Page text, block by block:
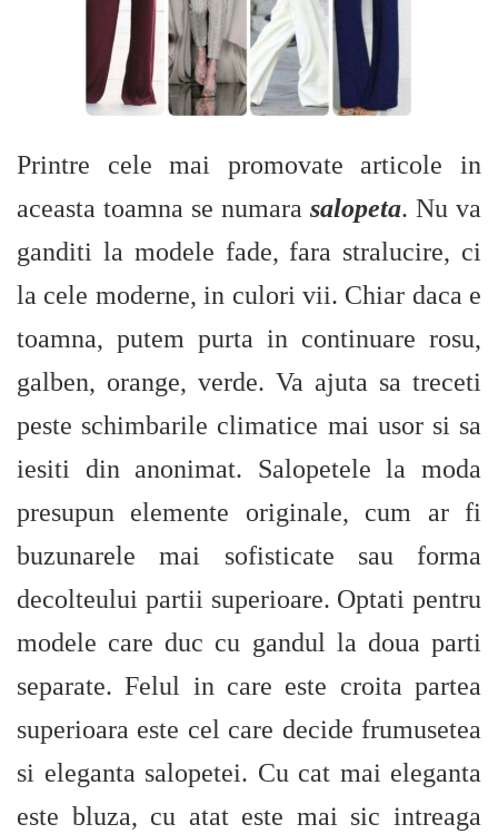
Printre cele mai promovate articole in
aceasta toamna se numara salopeta. Nu va
ganditi la modele fade, fara stralucire, ci
la cele moderne, in culori vii. Chiar daca e
toamna, putem purta in continuare rosu,
galben, orange, verde. Va ajuta sa treceti
peste schimbarile climatice mai usor si sa
iesiti din anonimat. Salopetele la moda
presupun elemente originale, cum ar fi
buzunarele mai sofisticate sau forma
decolteului partii superioare. Optati pentru
modele care duc cu gandul la doua parti
separate. Felul in care este croita partea
superioara este cel care decide frumusetea
si eleganta salopetei. Cu cat mai eleganta
este bluza, cu atat este mai sic intreaga